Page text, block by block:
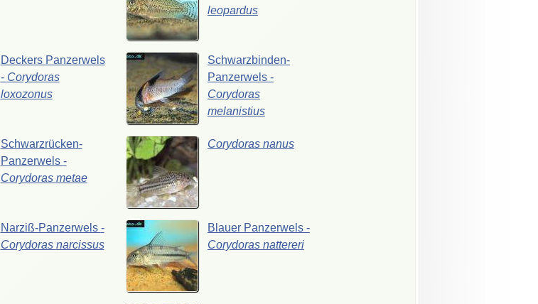
leopardus
Deckers Panzerwels
- Corydoras
loxozonus
Schwarzbinden-
Panzerwels -
Corydoras
melanistius
Schwarzrücken-
Panzerwels -
Corydoras metae
Corydoras nanus
Narziß-Panzerwels -
Corydoras narcissus
Blauer Panzerwels -
Corydoras nattereri